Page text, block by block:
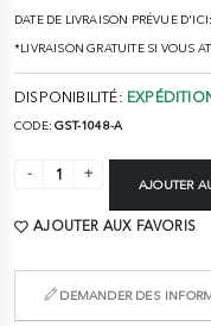
DATE DE LIVRAISON PRÉVUE
*LIVRAISON GRATUITE SI VOUS
DISPONIBILITÉ:
CODE:GST-1048-A
AJOUTER
AJOUTER AUX FAVORIS
DEMANDER DES